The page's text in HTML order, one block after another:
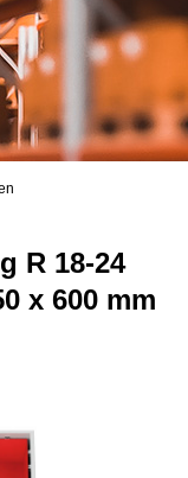
R 18-24
x 600 mm